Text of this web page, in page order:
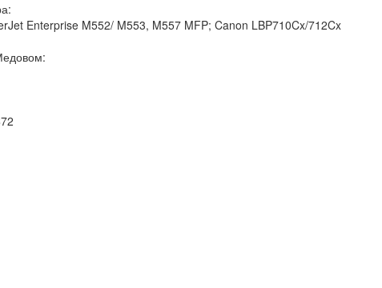
Enterprise M552/ M553, M557 MFP; Canon LBP710Cx/712Cx